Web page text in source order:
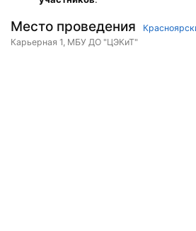
Место проведения
Карьерная 1, МБУ ДО "ЦЭКиТ"